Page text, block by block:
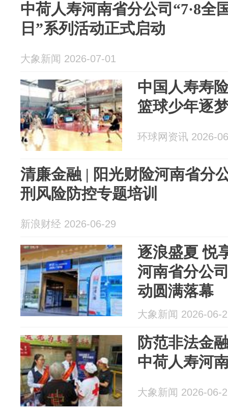
中荷人寿河南省分公司“7·8全
日”系列活动正式启动
大象新闻 2026-07-01
中国人寿寿
篮球少年逐
环球网资讯 2026-
清廉金融 | 阳光财险河南省分
刑风险防控专题培训
新浪财经 2026-06-29
逐浪盛夏
河南省分公
动圆满落幕
大象新闻 2026-06-
防范非法金
中荷人寿河
大象新闻 2026-06-